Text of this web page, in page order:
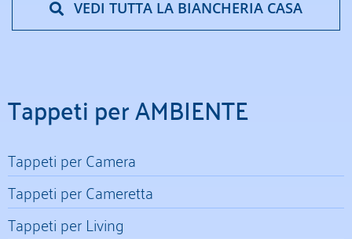
VEDI TUTTA LA BIANCHERIA CASA
Tappeti per AMBIENTE
Tappeti per Camera
Tappeti per Cameretta
Tappeti per Living